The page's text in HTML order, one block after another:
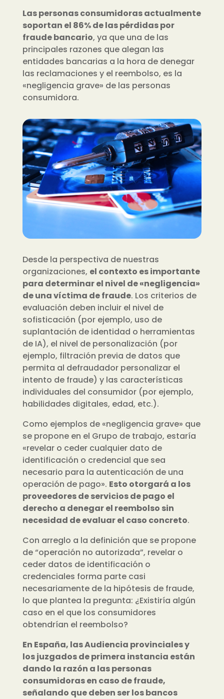
Las personas consumidoras actualmente
soportan el 86% de las pérdidas por
fraude bancario, ya que una de las
principales razones que alegan las
entidades bancarias a la hora de denegar
las reclamaciones y el reembolso, es la
«negligencia grave» de las personas
consumidora.
Desde la perspectiva de nuestras
organizaciones, el contexto es importante
para determinar el nivel de «negligencia»
de una víctima de fraude. Los criterios de
evaluación deben incluir el nivel de
sofisticación (por ejemplo, uso de
suplantación de identidad o herramientas
de IA), el nivel de personalización (por
ejemplo, filtración previa de datos que
permita al defraudador personalizar el
intento de fraude) y las características
individuales del consumidor (por ejemplo,
habilidades digitales, edad, etc.).
Como ejemplos de «negligencia grave» que
se propone en el Grupo de trabajo, estaría
«revelar o ceder cualquier dato de
identificación o credencial que sea
necesario para la autenticación de una
operación de pago». Esto otorgará a los
proveedores de servicios de pago el
derecho a denegar el reembolso sin
necesidad de evaluar el caso concreto.
Con arreglo a la definición que se propone
de “operación no autorizada”, revelar o
ceder datos de identificación o
credenciales forma parte casi
necesariamente de la hipótesis de fraude,
lo que plantea la pregunta: ¿Existiría algún
caso en el que los consumidores
obtendrían el reembolso?
En España, las Audiencia provinciales y
los juzgados de primera instancia están
dando la razón a las personas
consumidoras en caso de fraude,
señalando que deben ser los bancos